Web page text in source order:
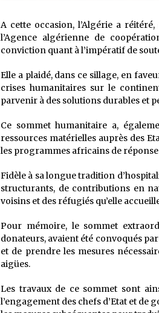
A cette occasion, l’Algérie a
l’Agence algérienne de
conviction quant à l’impératif de
Elle a plaidé, dans ce sillage, en
crises humanitaires sur le
parvenir à des solutions durables et
Ce sommet humanitaire a,
ressources matérielles auprès des
les programmes africains de
Fidèle à sa longue tradition
structurants, de contributions en
voisins et des réfugiés qu’elle
Pour mémoire, le sommet
donateurs, avaient été convoqués
et de prendre les mesures
aigües.
Les travaux de ce sommet sont
l’engagement des chefs d’Etat et